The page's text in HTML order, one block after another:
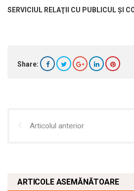
SERVICIUL RELAŢII CU PUBLICUL ŞI
Share:
Articolul anterior
ARTICOLE ASEMĂNĂTOARE